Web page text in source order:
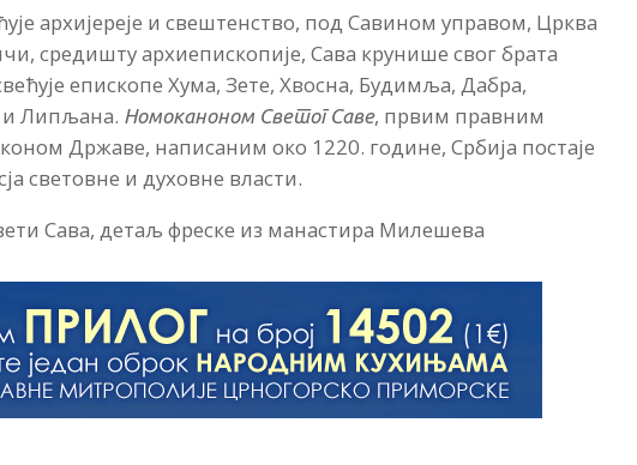
архијереје и свештенство, под Савином управом, Црква
средишту архиепископије, Сава крунише свог брата
епископе Хума, Зете, Хвосна, Будимља, Дабра,
и Липљана. Номоканоном Светог Саве, првим правним
Државе, написаним око 1220. године, Србија постаје
световне и духовне власти.
Сава, детаљ фреске из манастира Милешева